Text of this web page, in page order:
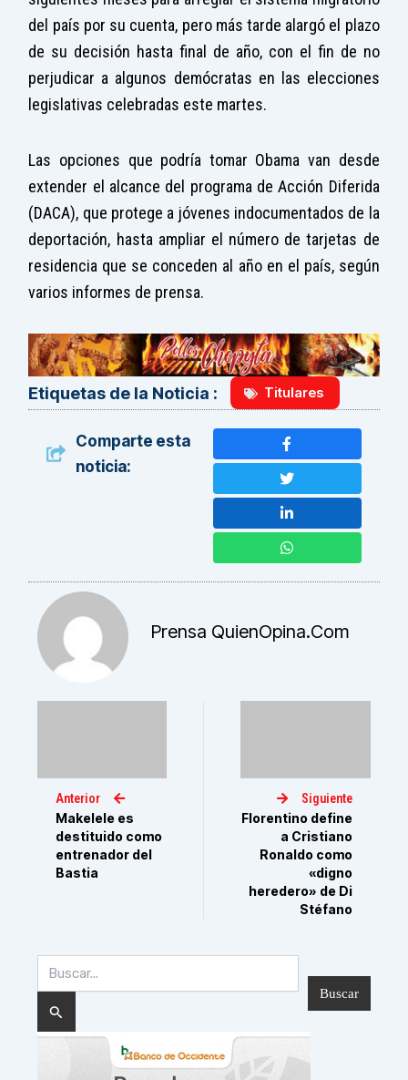
del país por su cuenta, pero más tarde alargó el plazo
de su decisión hasta final de año, con el fin de no
perjudicar a algunos demócratas en las elecciones
legislativas celebradas este martes.
Las opciones que podría tomar Obama van desde
extender el alcance del programa de Acción Diferida
(DACA), que protege a jóvenes indocumentados de la
deportación, hasta ampliar el número de tarjetas de
residencia que se conceden al año en el país, según
varios informes de prensa.
Etiquetas de la Noticia : Titulares
Comparte esta
noticia:
Prensa QuienOpina.com
Anterior
Makelele es
destituido como
entrenador del
Bastia
Siguiente
Florentino define
a Cristiano
Ronaldo como
«digno
heredero» de Di
Stéfano
por: